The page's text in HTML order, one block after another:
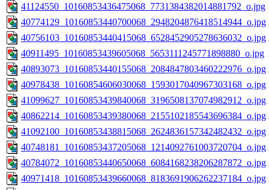
41124550_10160853436475068_7731384382014881792_o.jpg
40774129_10160853440700068_2948204876418514944_o.jpg
40756103_10160853440415068_6528452905278636032_o.jpg
40911495_10160853439605068_5653111245771898880_o.jpg
40893073_10160853440155068_2084847803460222976_o.jpg
40978438_10160854606030068_1593017040967303168_o.jpg
41099627_10160853439840068_3196508137074982912_o.jpg
40862214_10160853439380068_2155102185543696384_o.jpg
41092100_10160853438815068_2624836157342482432_o.jpg
40748181_10160853437205068_1214092761003720704_o.jpg
40784072_10160853440650068_6084168238206287872_o.jpg
40971418_10160853439660068_8183691906262237184_o.jpg